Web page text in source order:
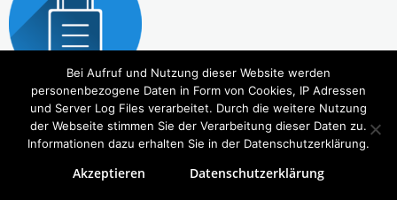
Copyright © 2026Tierbedarf – bvl-Shop . Alle Rechte vorbehalten. Theme:eStorevon ThemeGrill.
Bei Aufruf und Nutzung dieser Website werden
personenbezogene Daten in Form von Cookies, IP Adressen
und Server Log Files verarbeitet. Durch die weitere Nutzung
der Webseite stimmen Sie der Verarbeitung dieser Daten zu.
Informationen dazu erhalten Sie in der Datenschutzerklärung.
Akzeptieren Datenschutzerklärung